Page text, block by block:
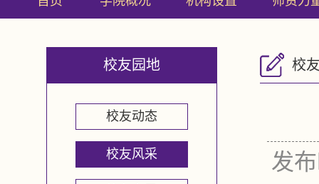
校友园地
校友动态
校友风采
校
发